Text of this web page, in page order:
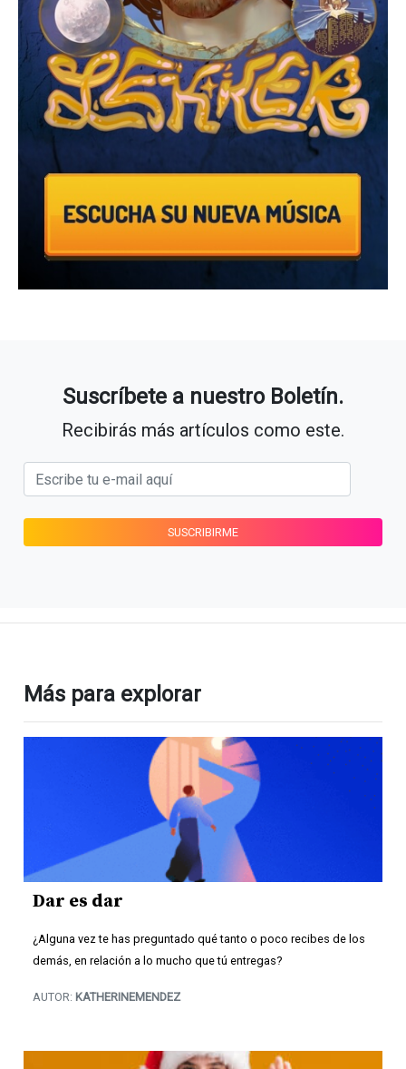
Suscríbete a nuestro Boletín.
Recibirás más artículos como este.
Más para explorar
Dar es dar
¿Alguna vez te has preguntado qué tanto o poco recibes de los
demás, en relación a lo mucho que tú entregas?
AUTOR: KATHERINEMENDEZ